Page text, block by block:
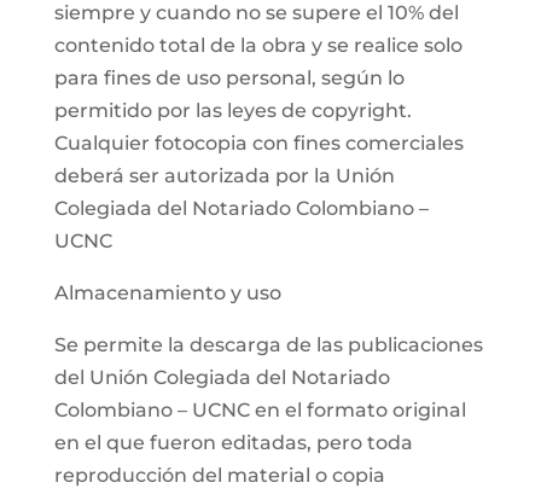
siempre y cuando no se supere el 10% del
contenido total de la obra y se realice solo
para fines de uso personal, según lo
permitido por las leyes de copyright.
Cualquier fotocopia con fines comerciales
deberá ser autorizada por la Unión
Colegiada del Notariado Colombiano –
UCNC
Almacenamiento y uso
Se permite la descarga de las publicaciones
del Unión Colegiada del Notariado
Colombiano – UCNC en el formato original
en el que fueron editadas, pero toda
reproducción del material o copia